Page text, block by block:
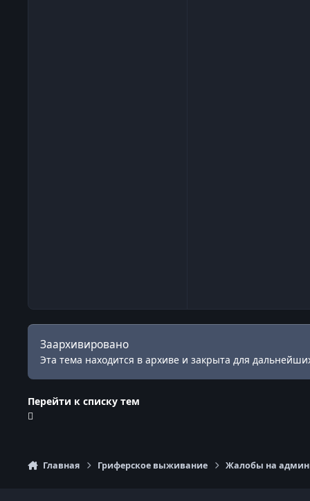
Заархивировано
Эта тема находится в архиве и закрыта для
Перейти к списку тем
Главная Гриферское выживание Жалобы на